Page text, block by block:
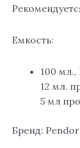
Емкость:
100
12 мл.
5 мл
Бренд: